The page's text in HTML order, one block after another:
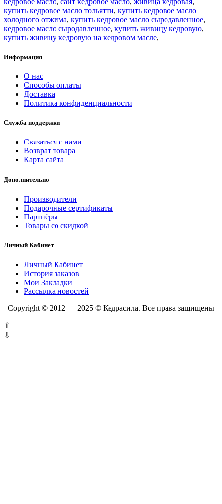
купить кедровое масло тольятти, купить кедровое масло
холодного отжима, купить кедровое масло сыродавленное,
кедровое масло сыродавленное, купить живицу кедровую,
купить живицу кедровую на кедровом масле,
Информация
О нас
Способы оплаты
Доставка
Политика конфиденциальности
Служба поддержки
Связаться с нами
Возврат товара
Карта сайта
Дополнительно
Производители
Подарочные сертификаты
Партнёры
Товары со скидкой
Личный Кабинет
Личный Кабинет
История заказов
Мои Закладки
Рассылка новостей
Copyright © 2012 — 2025 © Кедрасила. Все права защищены
⇧
⇩